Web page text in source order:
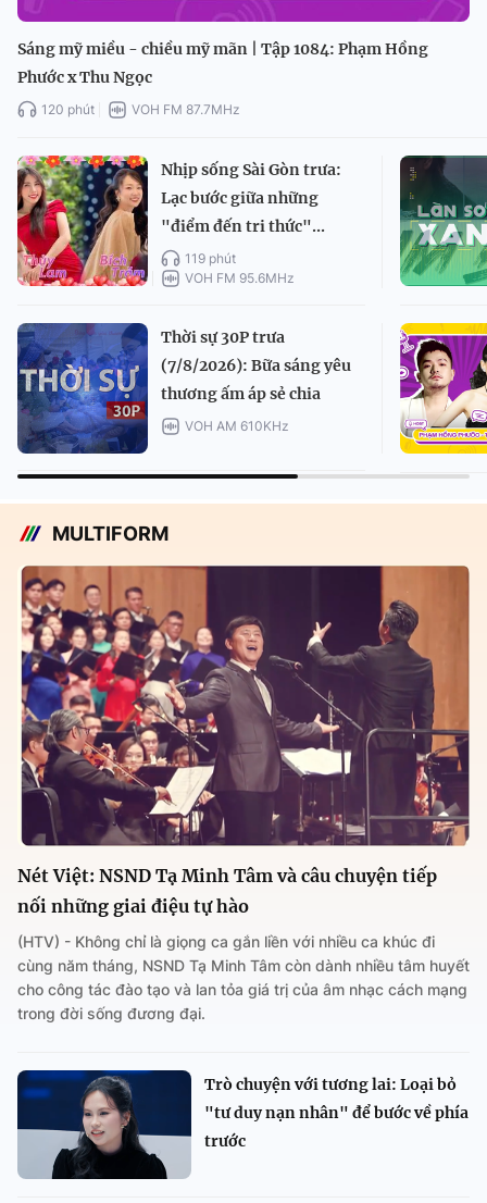
Sáng mỹ miều - chiều mỹ mãn | Tập 1084: Phạm Hồng
Phước x Thu Ngọc
120 phút VOH FM 87.7MHz
Nhịp sống Sài Gòn trưa:
Lạc bước giữa những
"điểm đến tri thức"...
119 phút
VOH FM 95.6MHz
Thời sự 30P trưa
(7/8/2026): Bữa sáng yêu
thương ấm áp sẻ chia
VOH AM 610KHz
MULTIFORM
Nét Việt: NSND Tạ Minh Tâm và câu chuyện tiếp
nối những giai điệu tự hào
(HTV) - Không chỉ là giọng ca gắn liền với nhiều ca khúc đi
cùng năm tháng, NSND Tạ Minh Tâm còn dành nhiều tâm huyết
cho công tác đào tạo và lan tỏa giá trị của âm nhạc cách mạng
trong đời sống đương đại.
Trò chuyện với tương lai: Loại bỏ
"tư duy nạn nhân" để bước về phía
trước